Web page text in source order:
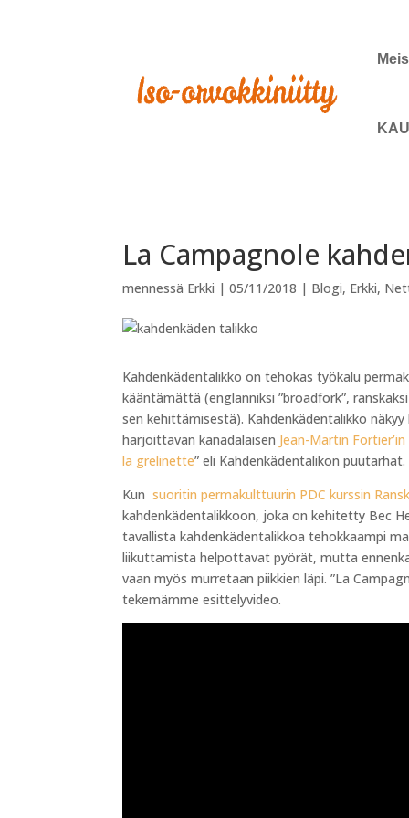
La Campagnole
mennessä Erkki |05/11/2018 | Blogi, Erkki,
Kahdenkädentalikko on tehokas työkalu
kääntämättä (englanniksi ”broadfork”,
sen kehittämisestä). Kahdenkädentalikko
harjoittavan kanadalaisen Jean-Martin
la grelinette” eli Kahdenkädentalikon puutarhat.
Kunsuoritin permakulttuurin PDC kurssin
kahdenkädentalikkoon, joka on kehitetty Bec
tavallista kahdenkädentalikkoa tehokkaampi
liikuttamista helpottavat pyörät, mutta
vaan myös murretaan piikkien läpi. ”La
tekemämme esittelyvideo.